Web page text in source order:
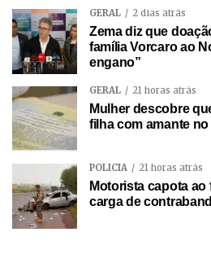
GERAL 2 dias atrás
Zema diz que
família Vorcaro ao
engano”
GERAL 21 horas atrás
Mulher descobre
filha com amante
POLÍCIA 21 horas atrás
Motorista capota ao
carga de